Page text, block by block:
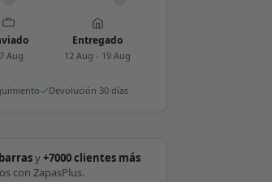
Aug
Entregado
12 Aug - 19 Aug
Devolución 30 días
y+7000 clientes más
con ZapasPlus.